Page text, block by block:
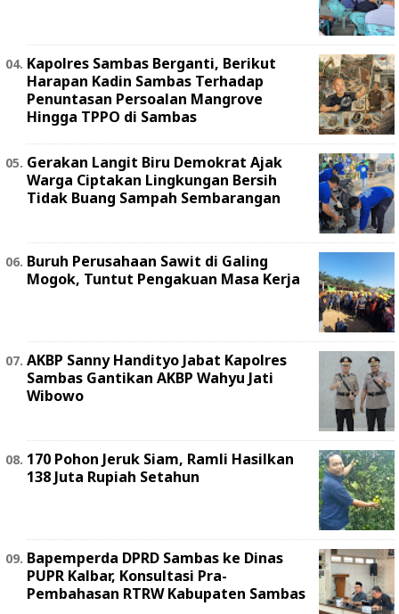
Kapolres Sambas Berganti, Berikut
Harapan Kadin Sambas Terhadap
Penuntasan Persoalan Mangrove
Hingga TPPO di Sambas
Gerakan Langit Biru Demokrat Ajak
Warga Ciptakan Lingkungan Bersih
Tidak Buang Sampah Sembarangan
Buruh Perusahaan Sawit di Galing
Mogok, Tuntut Pengakuan Masa Kerja
AKBP Sanny Handityo Jabat Kapolres
Sambas Gantikan AKBP Wahyu Jati
Wibowo
170 Pohon Jeruk Siam, Ramli Hasilkan
138 Juta Rupiah Setahun
Bapemperda DPRD Sambas ke Dinas
PUPR Kalbar, Konsultasi Pra-
Pembahasan RTRW Kabupaten Sambas